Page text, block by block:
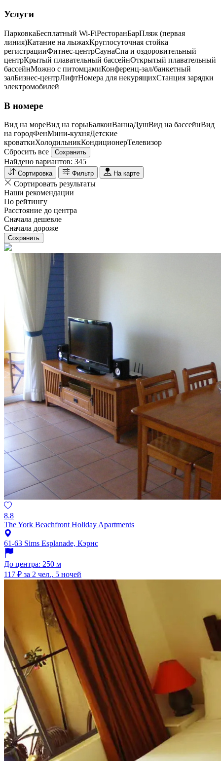
Услуги
ПарковкаБесплатный Wi-FiРесторанБарПляж (первая
линия)Катание на лыжахКруглосуточная стойка
регистрацииФитнес-центрСаунаСпа и оздоровительный
центрКрытый плавательный бассейнОткрытый плавательный
бассейнМожно с питомцамиКонференц-зал/банкетный
залБизнес-центрЛифтНомера для некурящихCтанция зарядки
электромобилей
В номере
Вид на мореВид на горыБалконВаннаДушВид на бассейнВид
на городФенМини-кухняДетские
кроваткиХолодильникКондиционерТелевизор
Сбросить все
Сохранить
Найдено вариантов: 345
Сортировка Фильтр На карте
Сортировать результаты
Наши рекомендации
По рейтингу
Расстояние до центра
Сначала дешевле
Сначала дороже
Сохранить
8.8
The York Beachfront Holiday Apartments
61-63 Sims Esplanade, Кэрнс
До центра: 250 м
117 ₽ за 2 чел., 5 ночей